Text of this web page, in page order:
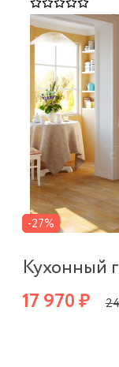
-27%
Кухонный
17 970 ₽